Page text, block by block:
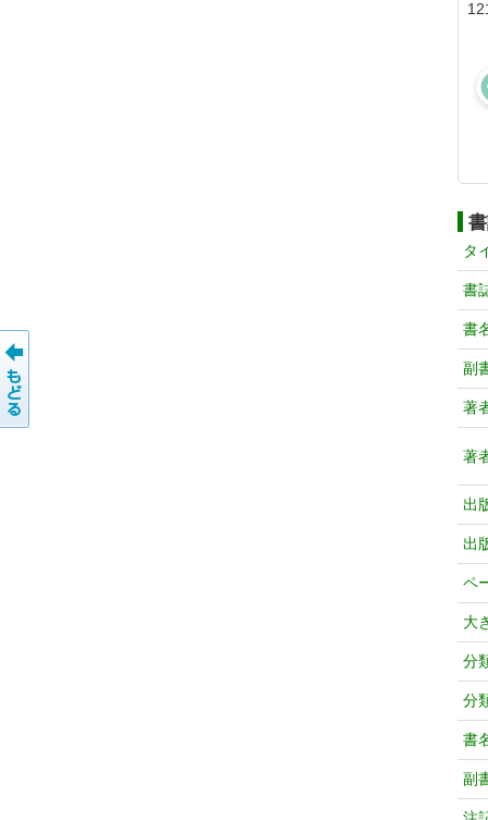
タ
書
書
副
著
著
出
出
ペ
大
分
分
書
副